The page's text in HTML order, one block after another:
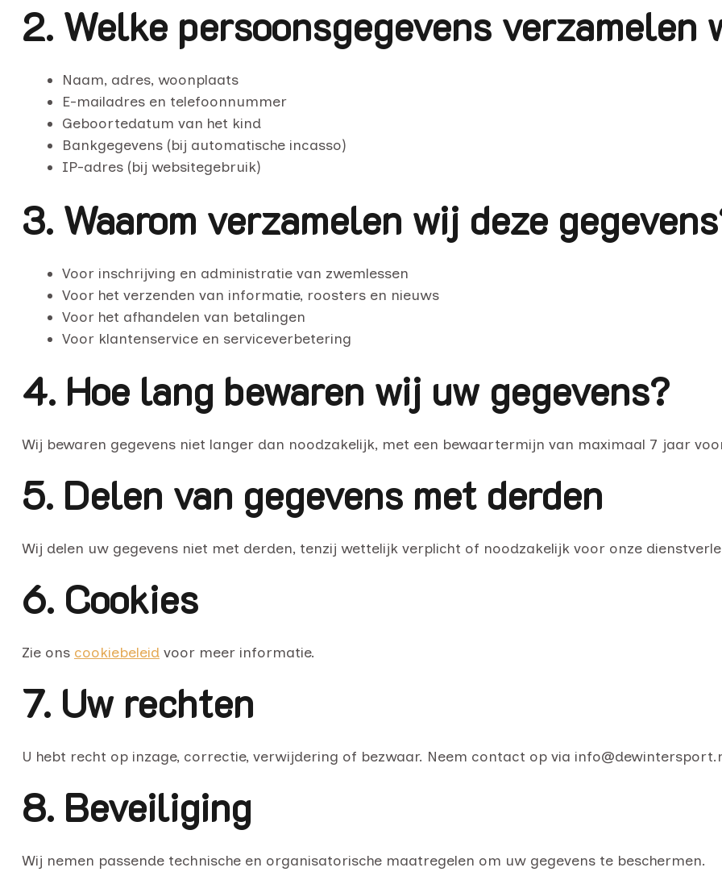
2. Welke persoonsgegevens verzamelen
Naam, adres, woonplaats
E-mailadres en telefoonnummer
Geboortedatum van het kind
Bankgegevens (bij automatische incasso)
IP-adres (bij websitegebruik)
3. Waarom verzamelen wij deze
Voor inschrijving en administratie van zwemlessen
Voor het verzenden van informatie, roosters en nieuws
Voor het afhandelen van betalingen
Voor klantenservice en serviceverbetering
4. Hoe lang bewaren wij uw gegevens?
Wij bewaren gegevens niet langer dan noodzakelijk, met een bewaartermijn van maximaal 7 jaar
5. Delen van gegevens met derden
Wij delen uw gegevens niet met derden, tenzij wettelijk verplicht of noodzakelijk voor onze
6. Cookies
Zie ons cookiebeleid voor meer informatie.
7. Uw rechten
U hebt recht op inzage, correctie, verwijdering of bezwaar. Neem contact op via
8. Beveiliging
Wij nemen passende technische en organisatorische maatregelen om uw gegevens te beschermen.